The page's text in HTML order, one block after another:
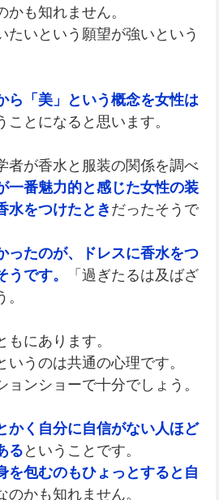
も知れません。
たいという願望が強いという
ら「美」という概念を女性は
ことになると思います。
者が香水と服装の関係を調べ
一番魅力的と感じた女性の装
水をつけたときだったそうで
ったのが、ドレスに香水をつ
です。
「過ぎたるは及ばざ
にあります。
うのは共通の心理です。
ンショーで十分でしょう。
かく自分に自信がない人ほど
るということです。
を包むのもひょっとすると自
のかも知れません。